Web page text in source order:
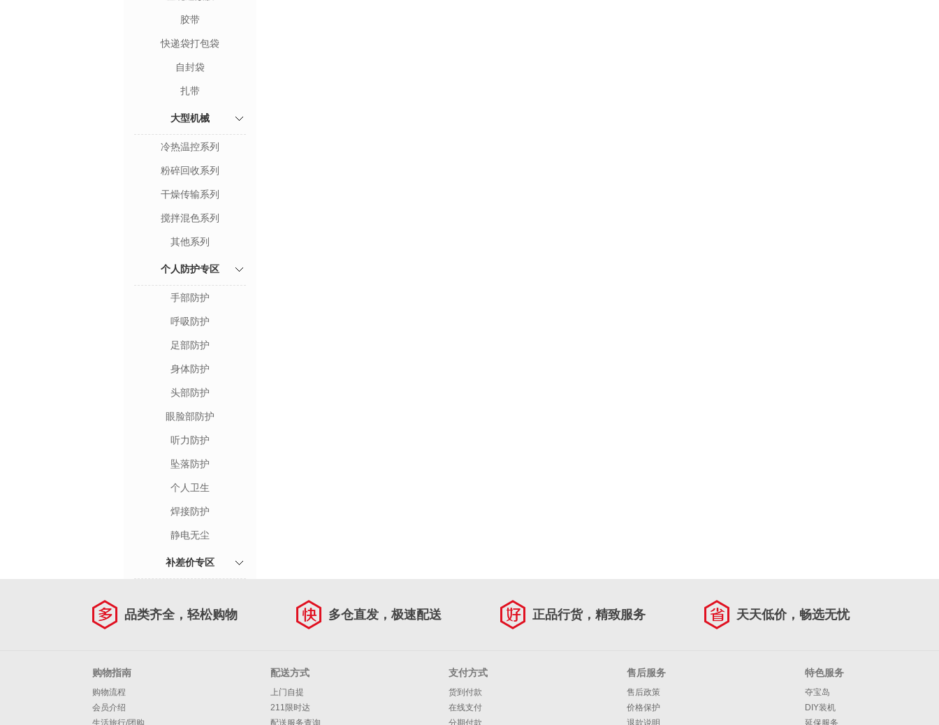
胶带
快递袋打包袋
自封袋
扎带
大型机械
冷热温控系列
粉碎回收系列
干燥传输系列
搅拌混色系列
其他系列
个人防护专区
手部防护
呼吸防护
足部防护
身体防护
头部防护
眼脸部防护
听力防护
坠落防护
个人卫生
焊接防护
静电无尘
补差价专区
品类齐全，轻松购物 多仓直发，极速配送 正品行货，精致服务 天天低价，畅选无忧
购物指南
购物流程
会员介绍
生活旅行/团购
配送方式
上门自提
211限时达
配送服务查询
支付方式
货到付款
在线支付
分期付款
售后服务
售后政策
价格保护
退款说明
特色服务
夺宝岛
DIY装机
延保服务